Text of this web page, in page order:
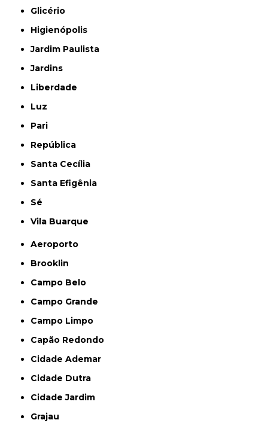
Glicério
Higienópolis
Jardim Paulista
Jardins
Liberdade
Luz
Pari
República
Santa Cecília
Santa Efigênia
Sé
Vila Buarque
Aeroporto
Brooklin
Campo Belo
Campo Grande
Campo Limpo
Capão Redondo
Cidade Ademar
Cidade Dutra
Cidade Jardim
Grajau